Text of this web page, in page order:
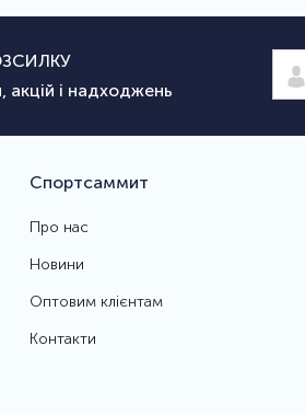
акцій і надходжень
Спортсаммит
Про нас
Новини
Оптовим клієнтам
Контакти